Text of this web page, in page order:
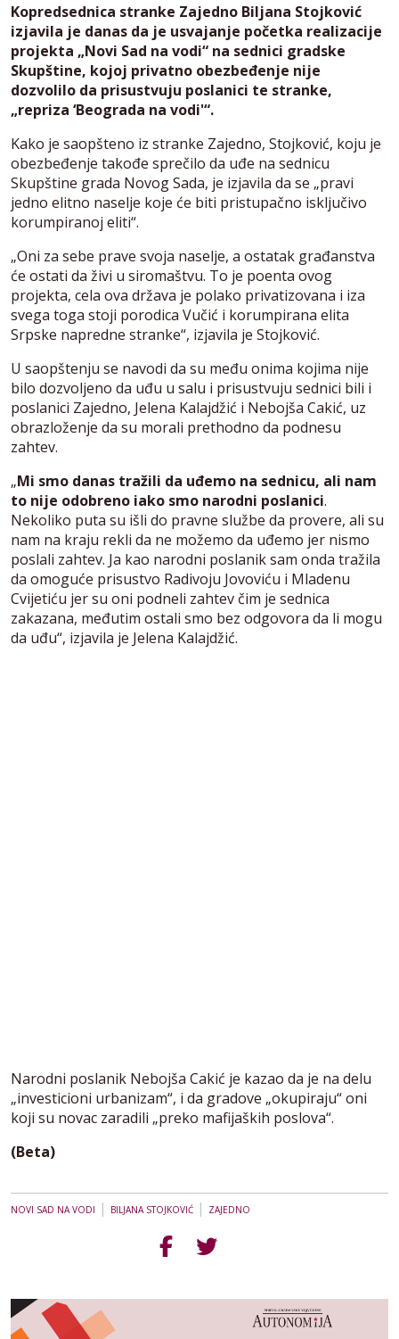
Kopredsednica stranke Zajedno Biljana Stojković
izjavila je danas da je usvajanje početka realizacije
projekta „Novi Sad na vodi“ na sednici gradske
Skupštine, kojoj privatno obezbeđenje nije
dozvolilo da prisustvuju poslanici te stranke,
„repriza ‘Beograda na vodi'“.
Kako je saopšteno iz stranke Zajedno, Stojković, koju je
obezbeđenje takođe sprečilo da uđe na sednicu
Skupštine grada Novog Sada, je izjavila da se „pravi
jedno elitno naselje koje će biti pristupačno isključivo
korumpiranoj eliti“.
„Oni za sebe prave svoja naselje, a ostatak građanstva
će ostati da živi u siromaštvu. To je poenta ovog
projekta, cela ova država je polako privatizovana i iza
svega toga stoji porodica Vučić i korumpirana elita
Srpske napredne stranke“, izjavila je Stojković.
U saopštenju se navodi da su među onima kojima nije
bilo dozvoljeno da uđu u salu i prisustvuju sednici bili i
poslanici Zajedno, Jelena Kalajdžić i Nebojša Cakić, uz
obrazloženje da su morali prethodno da podnesu
zahtev.
„Mi smo danas tražili da uđemo na sednicu, ali nam
to nije odobreno iako smo narodni poslanici.
Nekoliko puta su išli do pravne službe da provere, ali su
nam na kraju rekli da ne možemo da uđemo jer nismo
poslali zahtev. Ja kao narodni poslanik sam onda tražila
da omoguće prisustvo Radivoju Jovoviću i Mladenu
Cvijetiću jer su oni podneli zahtev čim je sednica
zakazana, međutim ostali smo bez odgovora da li mogu
da uđu“, izjavila je Jelena Kalajdžić.
Narodni poslanik Nebojša Cakić je kazao da je na delu
„investicioni urbanizam“, i da gradove „okupiraju“ oni
koji su novac zaradili „preko mafijaških poslova“.
(Beta)
NOVI SAD NA VODI | BILJANA STOJKOVIĆ | ZAJEDNO